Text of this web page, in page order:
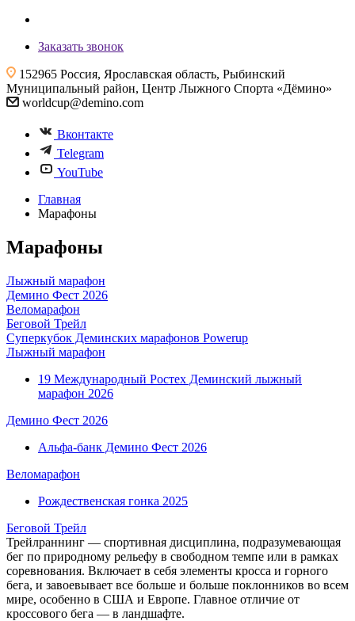
Заказать звонок
152965 Россия, Ярославская область, Рыбинский
Муниципальный район, Центр Лыжного Спорта «Дёмино»
worldcup@demino.com
Вконтакте
Telegram
YouTube
Главная
Марафоны
Марафоны
Лыжный марафон
Демино Фест 2026
Веломарафон
Беговой Трейл
Суперкубок Деминских марафонов Powerup
Лыжный марафон
19 Международный Ростех Деминский лыжный
марафон 2026
Демино Фест 2026
Альфа-банк Демино Фест 2026
Веломарафон
Рождественская гонка 2025
Беговой Трейл
Трейлраннинг — спортивная дисциплина, подразумевающая
бег по природному рельефу в свободном темпе или в рамках
соревнования. Включает в себя элементы кросса и горного
бега, и завоевывает все больше и больше поклонников во всем
мире, особенно в США и Европе. Главное отличие от
кроссового бега — в ландшафте.